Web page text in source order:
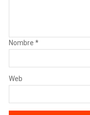
Nombre *
Web